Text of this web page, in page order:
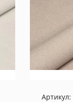
Артикул: